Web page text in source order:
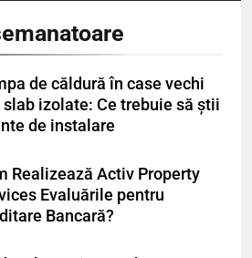
de căldură în case vechi
slab izolate: Ce trebuie să știi
de instalare
Realizează Activ Property
Evaluările pentru
Bancară?